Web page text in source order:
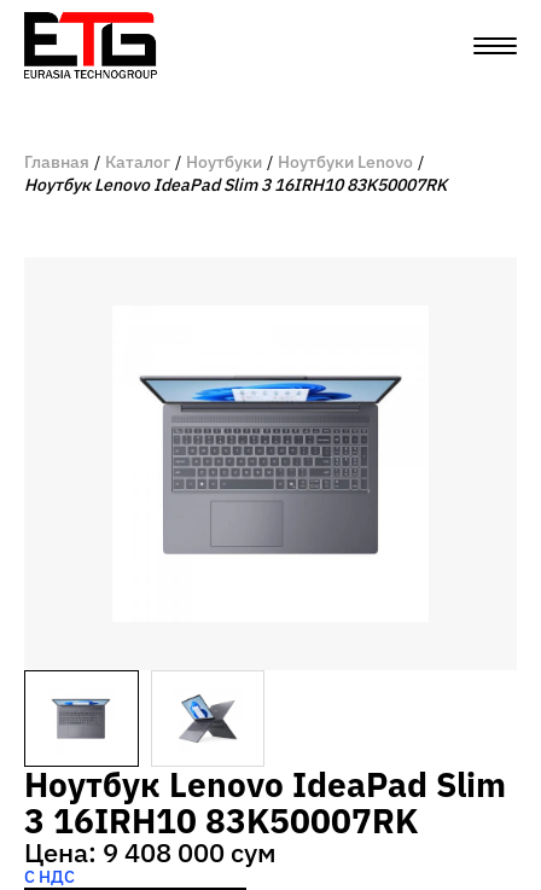
Главная Каталог Ноутбуки
Ноутбуки Lenovo
Ноутбук Lenovo IdeaPad Slim 3 16IRH10 83K50007RK
Ноутбук Lenovo IdeaPad Slim
3 16IRH10 83K50007RK
Цена: 9 408 000 сум
С НДС